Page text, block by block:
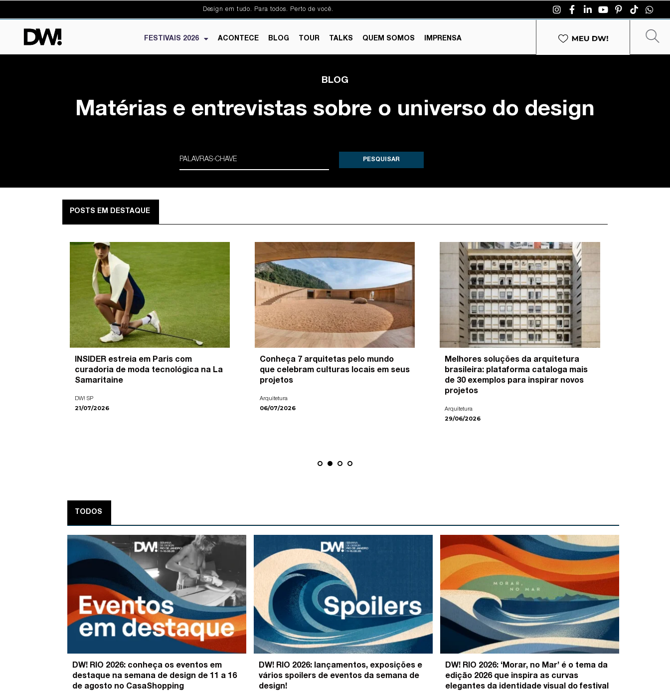
Design em tudo. Para todos. Perto de você.
FESTIVAIS 2026 ACONTECE BLOG TOUR TALKS QUEM SOMOS IMPRENSA
BLOG
Matérias e entrevistas sobre o universo do design
PESQUISAR
POSTS EM DESTAQUE
INSIDER estreia em Paris com
curadoria de moda tecnológica na La
Samaritaine
DW! SP
21/07/2026
Conheça 7 arquitetas pelo mundo
que celebram culturas locais em seus
projetos
Arquitetura
06/07/2026
Melhores soluções da arquitetura
brasileira: plataforma cataloga mais
de 30 exemplos para inspirar novos
projetos
Arquitetura
29/06/2026
TODOS
DW! RIO 2026: conheça os eventos em
destaque na semana de design de 11 a 16
de agosto no CasaShopping
DW! RIO 2026: lançamentos, exposições e
vários spoilers de eventos da semana de
design!
DW! RIO 2026: ‘Morar, no Mar’ é o tema da
edição 2026 que inspira as curvas
elegantes da identidade visual do festival